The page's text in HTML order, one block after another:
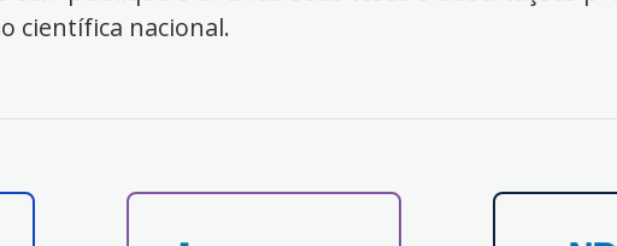
científica nacional.